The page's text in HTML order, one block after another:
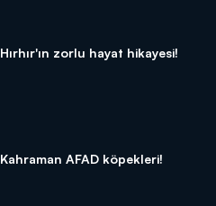
Hırhır'ın zorlu hayat hikayesi!
Kahraman AFAD köpekleri!